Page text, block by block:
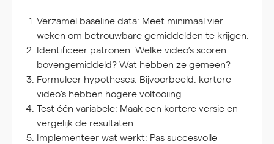
Verzamel baseline data: Meet minimaal vier
weken om betrouwbare gemiddelden te krijgen.
Identificeer patronen: Welke video’s scoren
bovengemiddeld? Wat hebben ze gemeen?
Formuleer hypotheses: Bijvoorbeeld: kortere
video’s hebben hogere voltooiing.
Test één variabele: Maak een kortere versie en
vergelijk de resultaten.
Implementeer wat werkt: Pas succesvolle